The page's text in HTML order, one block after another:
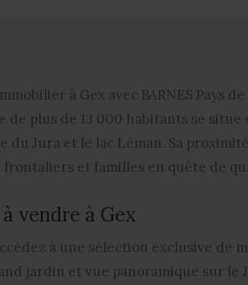
à Gex avec BARNES Pays
de plus de 13 000 habitants se
du Jura et le lac Léman. Sa
et familles en quête de
vendre à Gex
à une sélection exclusive de
jardin et vue panoramique sur le